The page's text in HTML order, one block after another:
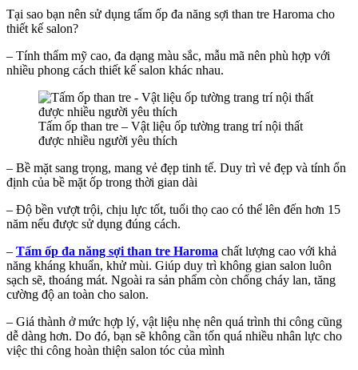
Tại sao bạn nên sử dụng tấm ốp đa năng sợi than tre Haroma cho
thiết kế salon?
– Tính thẩm mỹ cao, đa dạng màu sắc, mẫu mã nên phù hợp với
nhiều phong cách thiết kế salon khác nhau.
Tấm ốp than tre – Vật liệu ốp tường trang trí nội thất
được nhiều người yêu thích
– Bề mặt sang trọng, mang vẻ đẹp tinh tế. Duy trì vẻ đẹp và tính ổn
định của bề mặt ốp trong thời gian dài
– Độ bền vượt trội, chịu lực tốt, tuổi thọ cao có thể lên đến hơn 15
năm nếu được sử dụng đúng cách.
– Tấm ốp đa năng sợi than tre Haroma chất lượng cao với khả
năng kháng khuẩn, khử mùi. Giúp duy trì không gian salon luôn
sạch sẽ, thoáng mát. Ngoài ra sản phẩm còn chống cháy lan, tăng
cường độ an toàn cho salon.
– Giá thành ở mức hợp lý, vật liệu nhẹ nên quá trình thi công cũng
dễ dàng hơn. Do đó, bạn sẽ không cần tốn quá nhiều nhân lực cho
việc thi công hoàn thiện salon tóc của mình